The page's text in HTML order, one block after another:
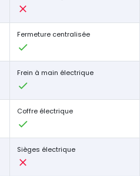
Fermeture centralisée
Frein à main électrique
Coffre électrique
Sièges électrique